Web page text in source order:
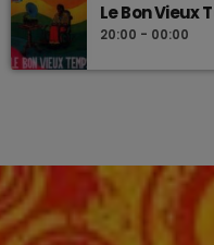
Le Bon Vieux
20:00 - 00:00